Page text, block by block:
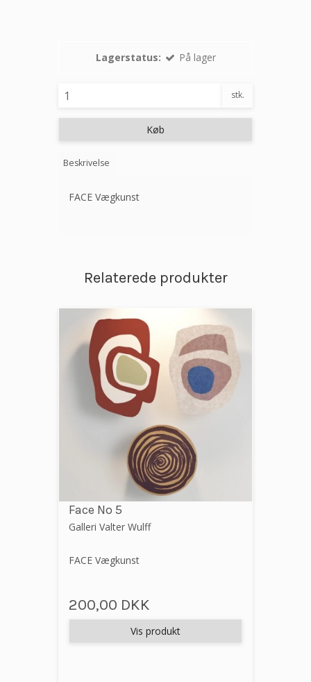
Lagerstatus: På lager
stk.
Køb
Beskrivelse
FACE Vægkunst
Relaterede produkter
Face No 5
Galleri Valter Wulff
FACE Vægkunst
200,00 DKK
Vis produkt